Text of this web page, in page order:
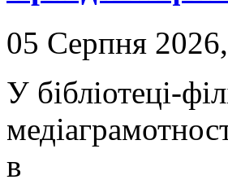
05 Серпня
У бібліотеці-
в